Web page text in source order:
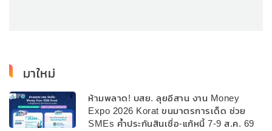
มาใหม่
ห้ามพลาด! บสย. ลุยอีสาน งาน Money
Expo 2026 Korat ขนมาตรการเด็ด ช่วย
SMEs ค้ำประกันสินเชื่อ-แก้หนี้ 7-9 ส.ค. 69